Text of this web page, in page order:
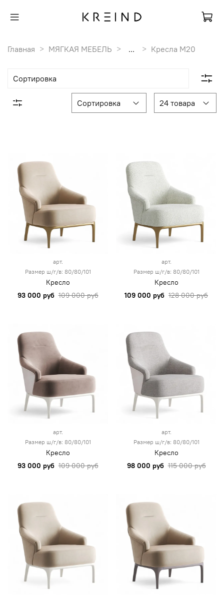
Главная МЯГКАЯ МЕБЕЛЬ ... Кресла M20
арт.
Размер ш/г/в: 80/80/101
Кресло
93 000 руб 109 000 руб
арт.
Размер ш/г/в: 80/80/101
Кресло
109 000 руб 128 000 руб
арт.
Размер ш/г/в: 80/80/101
Кресло
93 000 руб 109 000 руб
арт.
Размер ш/г/в: 80/80/101
Кресло
98 000 руб 115 000 руб